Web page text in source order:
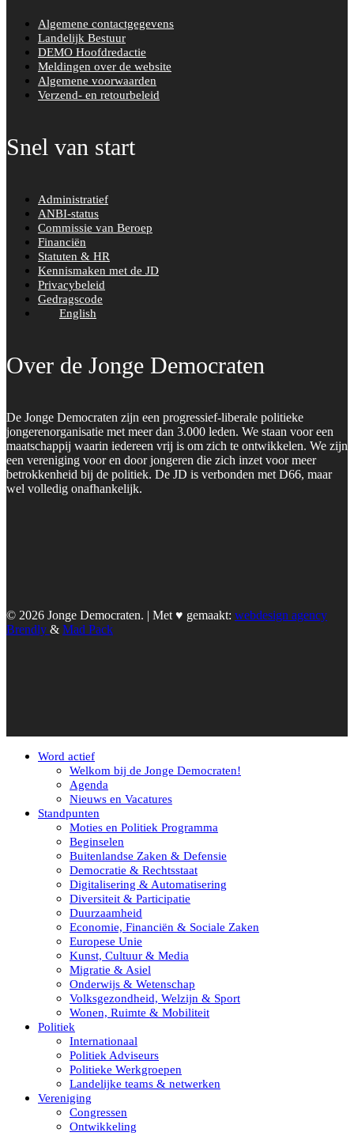
Algemene contactgegevens
Landelijk Bestuur
DEMO Hoofdredactie
Meldingen over de website
Algemene voorwaarden
Verzend- en retourbeleid
Snel van start
Administratief
ANBI-status
Commissie van Beroep
Financiën
Statuten & HR
Kennismaken met de JD
Privacybeleid
Gedragscode
English
Over de Jonge Democraten
De Jonge Democraten zijn een progressief-liberale politieke
jongerenorganisatie met meer dan 3.000 leden. We staan voor een
maatschappij waarin iedereen vrij is om zich te ontwikkelen. We zijn
een vereniging voor en door jongeren die zich inzet voor meer
betrokkenheid bij de politiek. De JD is verbonden met D66, maar
wel volledig onafhankelijk.
© 2026 Jonge Democraten. | Met ♥︎ gemaakt: webdesign agency
Brendly & Mad Pack
Word actief
Welkom bij de Jonge Democraten!
Agenda
Nieuws en Vacatures
Standpunten
Moties en Politiek Programma
Beginselen
Buitenlandse Zaken & Defensie
Democratie & Rechtsstaat
Digitalisering & Automatisering
Diversiteit & Participatie
Duurzaamheid
Economie, Financiën & Sociale Zaken
Europese Unie
Kunst, Cultuur & Media
Migratie & Asiel
Onderwijs & Wetenschap
Volksgezondheid, Welzijn & Sport
Wonen, Ruimte & Mobiliteit
Politiek
Internationaal
Politiek Adviseurs
Politieke Werkgroepen
Landelijke teams & netwerken
Vereniging
Congressen
Ontwikkeling